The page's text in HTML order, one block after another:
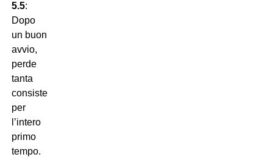
5.5:
Dopo
un buon
avvio,
perde
tanta
consistenza
per
l’intero
primo
tempo.